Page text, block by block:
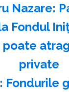
Nazare:
Fondul
poate
private
Fondurile